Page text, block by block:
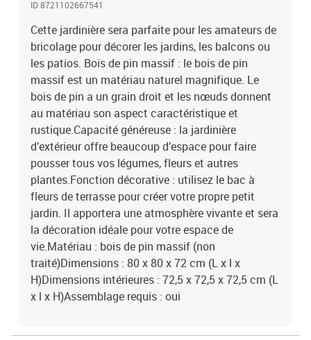
ID 8721102667541
Cette jardinière sera parfaite pour les amateurs de
bricolage pour décorer les jardins, les balcons ou
les patios. Bois de pin massif : le bois de pin
massif est un matériau naturel magnifique. Le
bois de pin a un grain droit et les nœuds donnent
au matériau son aspect caractéristique et
rustique.Capacité généreuse : la jardinière
d’extérieur offre beaucoup d’espace pour faire
pousser tous vos légumes, fleurs et autres
plantes.Fonction décorative : utilisez le bac à
fleurs de terrasse pour créer votre propre petit
jardin. Il apportera une atmosphère vivante et sera
la décoration idéale pour votre espace de
vie.Matériau : bois de pin massif (non
traité)Dimensions : 80 x 80 x 72 cm (L x l x
H)Dimensions intérieures : 72,5 x 72,5 x 72,5 cm (L
x l x H)Assemblage requis : oui